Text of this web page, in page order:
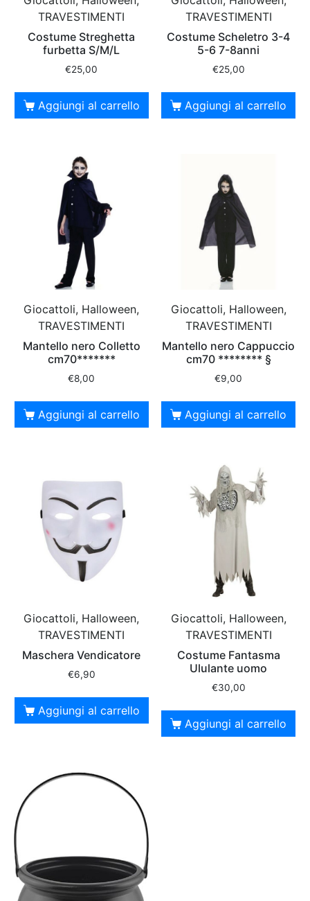
TRAVESTIMENTI
Costume Streghetta
furbetta S/M/L
€25,00
Aggiungi al carrello
TRAVESTIMENTI
Costume Scheletro 3-4
5-6 7-8anni
€25,00
Aggiungi al carrello
Giocattoli, Halloween,
TRAVESTIMENTI
Mantello nero Colletto
cm70*******
€8,00
Aggiungi al carrello
Giocattoli, Halloween,
TRAVESTIMENTI
Mantello nero Cappuccio
cm70 ******** §
€9,00
Aggiungi al carrello
Giocattoli, Halloween,
TRAVESTIMENTI
Maschera Vendicatore
€6,90
Aggiungi al carrello
Giocattoli, Halloween,
TRAVESTIMENTI
Costume Fantasma
Ululante uomo
€30,00
Aggiungi al carrello